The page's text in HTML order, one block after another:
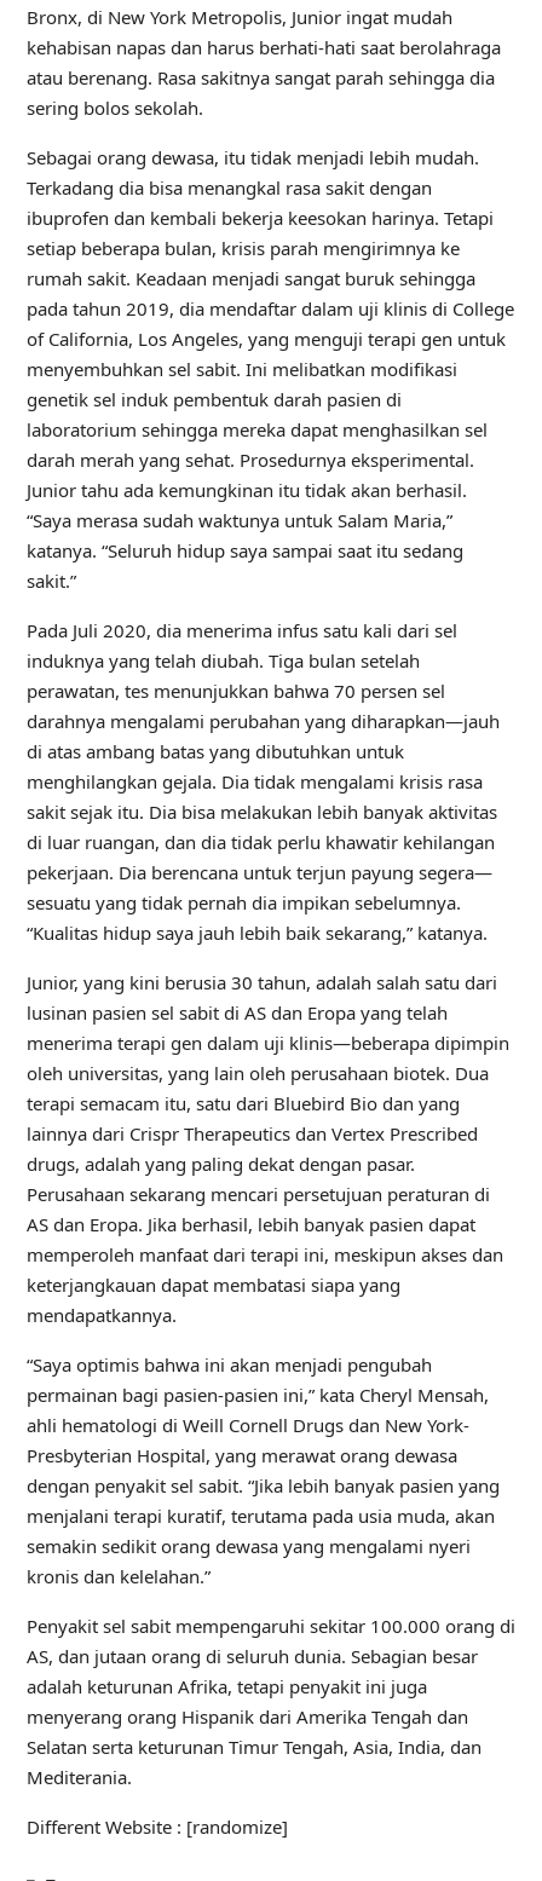
Bronx, di New York Metropolis, Junior ingat mudah
kehabisan napas dan harus berhati-hati saat berolahraga
atau berenang. Rasa sakitnya sangat parah sehingga dia
sering bolos sekolah.
Sebagai orang dewasa, itu tidak menjadi lebih mudah.
Terkadang dia bisa menangkal rasa sakit dengan
ibuprofen dan kembali bekerja keesokan harinya. Tetapi
setiap beberapa bulan, krisis parah mengirimnya ke
rumah sakit. Keadaan menjadi sangat buruk sehingga
pada tahun 2019, dia mendaftar dalam uji klinis di College
of California, Los Angeles, yang menguji terapi gen untuk
menyembuhkan sel sabit. Ini melibatkan modifikasi
genetik sel induk pembentuk darah pasien di
laboratorium sehingga mereka dapat menghasilkan sel
darah merah yang sehat. Prosedurnya eksperimental.
Junior tahu ada kemungkinan itu tidak akan berhasil.
“Saya merasa sudah waktunya untuk Salam Maria,”
katanya. “Seluruh hidup saya sampai saat itu sedang
sakit.”
Pada Juli 2020, dia menerima infus satu kali dari sel
induknya yang telah diubah. Tiga bulan setelah
perawatan, tes menunjukkan bahwa 70 persen sel
darahnya mengalami perubahan yang diharapkan—jauh
di atas ambang batas yang dibutuhkan untuk
menghilangkan gejala. Dia tidak mengalami krisis rasa
sakit sejak itu. Dia bisa melakukan lebih banyak aktivitas
di luar ruangan, dan dia tidak perlu khawatir kehilangan
pekerjaan. Dia berencana untuk terjun payung segera—
sesuatu yang tidak pernah dia impikan sebelumnya.
“Kualitas hidup saya jauh lebih baik sekarang,” katanya.
Junior, yang kini berusia 30 tahun, adalah salah satu dari
lusinan pasien sel sabit di AS dan Eropa yang telah
menerima terapi gen dalam uji klinis—beberapa dipimpin
oleh universitas, yang lain oleh perusahaan biotek. Dua
terapi semacam itu, satu dari Bluebird Bio dan yang
lainnya dari Crispr Therapeutics dan Vertex Prescribed
drugs, adalah yang paling dekat dengan pasar.
Perusahaan sekarang mencari persetujuan peraturan di
AS dan Eropa. Jika berhasil, lebih banyak pasien dapat
memperoleh manfaat dari terapi ini, meskipun akses dan
keterjangkauan dapat membatasi siapa yang
mendapatkannya.
“Saya optimis bahwa ini akan menjadi pengubah
permainan bagi pasien-pasien ini,” kata Cheryl Mensah,
ahli hematologi di Weill Cornell Drugs dan New York-
Presbyterian Hospital, yang merawat orang dewasa
dengan penyakit sel sabit. “Jika lebih banyak pasien yang
menjalani terapi kuratif, terutama pada usia muda, akan
semakin sedikit orang dewasa yang mengalami nyeri
kronis dan kelelahan.”
Penyakit sel sabitmempengaruhi sekitar 100.000 orang di
AS, dan jutaan orang di seluruh dunia. Sebagian besar
adalah keturunan Afrika, tetapi penyakit ini juga
menyerang orang Hispanik dari Amerika Tengah dan
Selatan serta keturunan Timur Tengah, Asia, India, dan
Mediterania.
Different Website : [randomize]